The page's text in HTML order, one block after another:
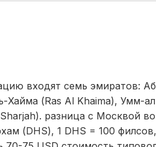
входят семь эмиратов:
(Ras Al Khaima), Умм-
разница с Москвой во
(DHS), 1 DHS = 100 филсов,